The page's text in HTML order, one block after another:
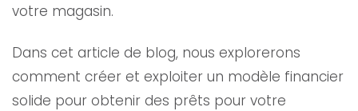
votre magasin.
Dans cet article de blog, nous explorerons
comment créer et exploiter un modèle financier
solide pour obtenir des prêts pour votre